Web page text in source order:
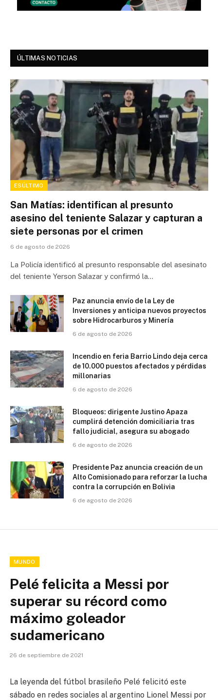
ÚLTIMAS NOTICIAS
ESÚLTIMO
San Matías: identifican al presunto
asesino del teniente Salazar y capturan a
siete personas por el crimen
6 de agosto de 2026
La Policía identificó al presunto responsable del asesinato
del teniente Yerson Salazar y confirmó la…
Paz anuncia envío de la Ley de
Inversiones y anticipa nuevos proyectos
sobre Hidrocarburos y Minería
6 de agosto de 2026
Incendio en feria Barrio Lindo deja cerca
de 10.000 puestos afectados y pérdidas
millonarias
6 de agosto de 2026
Bloqueos: dirigente Justino Apaza
cumplirá detención domiciliaria tras
fallo judicial, asegura su abogado
6 de agosto de 2026
Presidente Paz anuncia creación de un
Alto Comisionado para reforzar la lucha
contra la corrupción en Bolivia
6 de agosto de 2026
MUNDO
Pelé felicita a Messi por
superar su récord como
máximo goleador
sudamericano
26 de septiembre de 2021
La leyenda del fútbol brasileño Pelé felicitó este
sábado en redes sociales al argentino Lionel Messi por